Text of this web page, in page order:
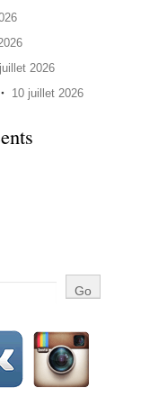
2026
10 juillet 2026